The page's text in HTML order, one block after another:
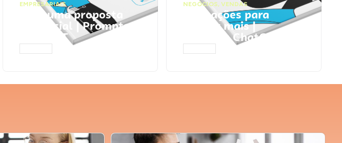
EMPRESARIAIS
Faça uma proposta
comercial | Prompts
ChatGPT
NEGÓCIOS, VENDAS
Faça ações para
vender mais |
Prompts ChatGPT